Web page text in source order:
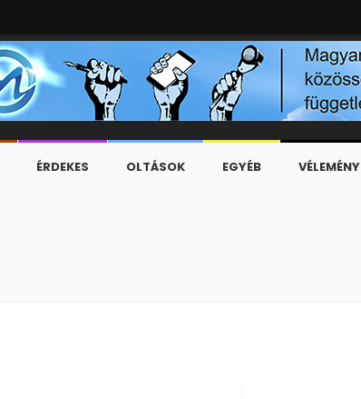
ÉRDEKES OLTÁSOK EGYÉB VÉLEMÉNY
ügy